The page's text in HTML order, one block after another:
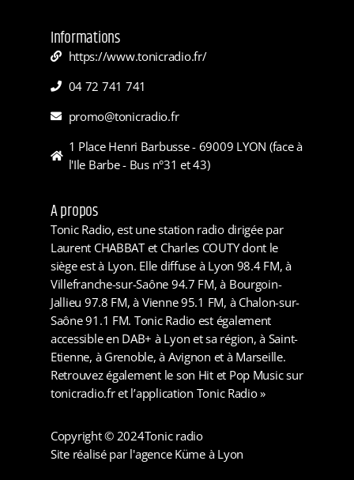
Informations
https://www.tonicradio.fr/
04 72 741 741
promo@tonicradio.fr
1 Place Henri Barbusse - 69009 LYON (face à
l'Ile Barbe - Bus n°31 et 43)
A propos
Tonic Radio, est une station radio dirigée par
Laurent CHABBAT et Charles COUTY dont le
siège est à Lyon. Elle diffuse à Lyon 98.4 FM, à
Villefranche-sur-Saône 94.7 FM, à Bourgoin-
Jallieu 97.8 FM, à Vienne 95.1 FM, à Chalon-sur-
Saône 91.1 FM. Tonic Radio est également
accessible en DAB+ à Lyon et sa région, à Saint-
Etienne, à Grenoble, à Avignon et à Marseille.
Retrouvez également le son Hit et Pop Music sur
tonicradio.fr et l’application Tonic Radio »
Copyright © 2024Tonic radio
Site réalisé par l'agence Küme à Lyon